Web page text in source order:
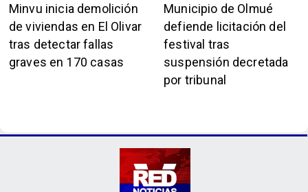
Minvu inicia demolición
de viviendas en El Olivar
tras detectar fallas
graves en 170 casas
Municipio de Olmué
defiende licitación del
festival tras
suspensión decretada
por tribunal